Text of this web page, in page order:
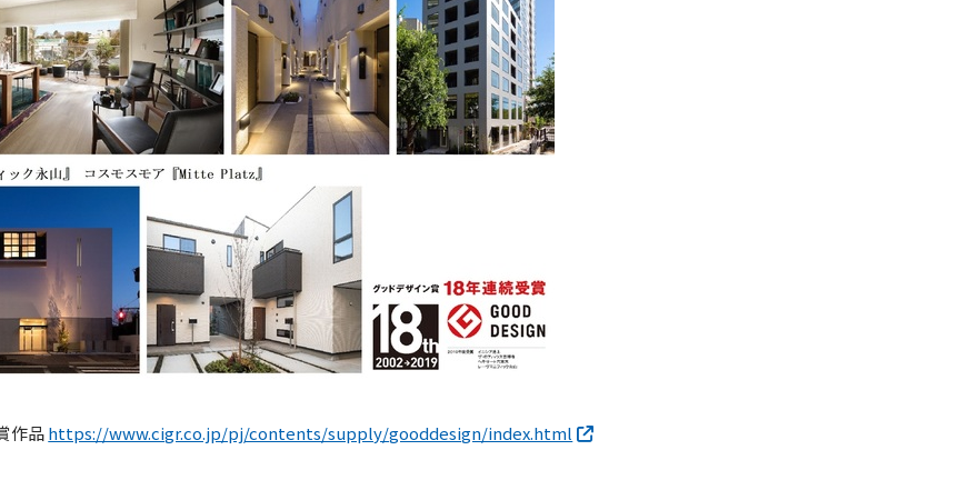
作品https://www.cigr.co.jp/pj/contents/supply/gooddesign/index.html